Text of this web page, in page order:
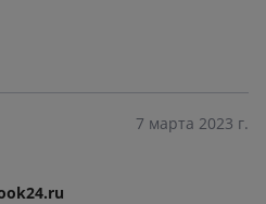
этой книге я узнал
и банально не
много информации в
факты, позволяющие
и как художника!
для всех любителей Joy
7 марта 2023 г.